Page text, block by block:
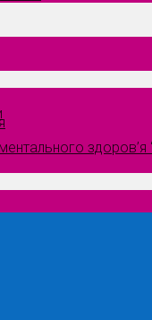
здоров’я